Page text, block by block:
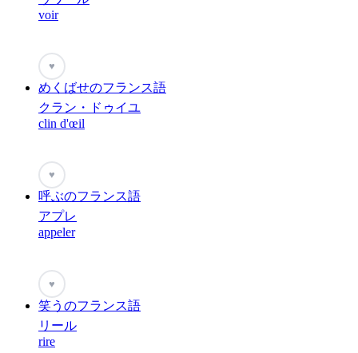
voir
♥
めくばせのフランス語
クラン・ドゥイユ
clin d'œil
♥
呼ぶのフランス語
アプレ
appeler
♥
笑うのフランス語
リール
rire